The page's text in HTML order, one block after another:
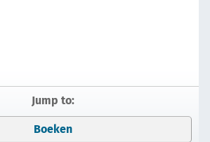
Jump to:
Boeken